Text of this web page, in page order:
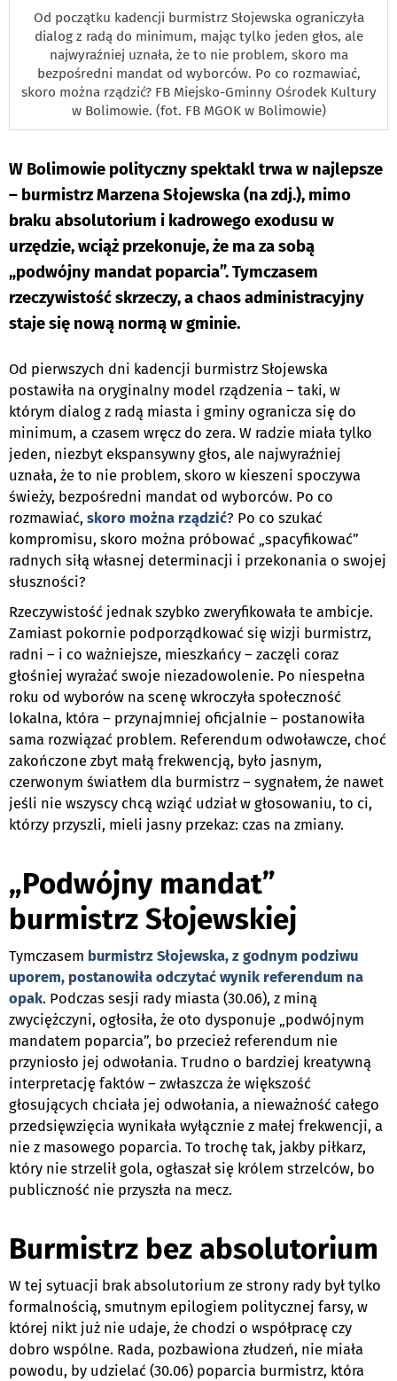
Od początku kadencji burmistrz Słojewska ograniczyła
dialog z radą do minimum, mając tylko jeden głos, ale
najwyraźniej uznała, że to nie problem, skoro ma
bezpośredni mandat od wyborców. Po co rozmawiać,
skoro można rządzić? FB Miejsko-Gminny Ośrodek Kultury
w Bolimowie. (fot. FB MGOK w Bolimowie)
W Bolimowie polityczny spektakl trwa w najlepsze
– burmistrz Marzena Słojewska (na zdj.), mimo
braku absolutorium i kadrowego exodusu w
urzędzie, wciąż przekonuje, że ma za sobą
„podwójny mandat poparcia”. Tymczasem
rzeczywistość skrzeczy, a chaos administracyjny
staje się nową normą w gminie.
Od pierwszych dni kadencji burmistrz Słojewska
postawiła na oryginalny model rządzenia – taki, w
którym dialog z radą miasta i gminy ogranicza się do
minimum, a czasem wręcz do zera. W radzie miała tylko
jeden, niezbyt ekspansywny głos, ale najwyraźniej
uznała, że to nie problem, skoro w kieszeni spoczywa
świeży, bezpośredni mandat od wyborców. Po co
rozmawiać, skoro można rządzić? Po co szukać
kompromisu, skoro można próbować „spacyfikować”
radnych siłą własnej determinacji i przekonania o swojej
słuszności?
Rzeczywistość jednak szybko zweryfikowała te ambicje.
Zamiast pokornie podporządkować się wizji burmistrz,
radni – i co ważniejsze, mieszkańcy – zaczęli coraz
głośniej wyrażać swoje niezadowolenie. Po niespełna
roku od wyborów na scenę wkroczyła społeczność
lokalna, która – przynajmniej oficjalnie – postanowiła
sama rozwiązać problem. Referendum odwoławcze, choć
zakończone zbyt małą frekwencją, było jasnym,
czerwonym światłem dla burmistrz – sygnałem, że nawet
jeśli nie wszyscy chcą wziąć udział w głosowaniu, to ci,
którzy przyszli, mieli jasny przekaz: czas na zmiany.
„Podwójny mandat”
burmistrz Słojewskiej
Tymczasem burmistrz Słojewska, z godnym podziwu
uporem, postanowiła odczytać wynik referendum na
opak. Podczas sesji rady miasta (30.06), z miną
zwyciężczyni, ogłosiła, że oto dysponuje „podwójnym
mandatem poparcia”, bo przecież referendum nie
przyniosło jej odwołania. Trudno o bardziej kreatywną
interpretację faktów – zwłaszcza że większość
głosujących chciała jej odwołania, a nieważność całego
przedsięwzięcia wynikała wyłącznie z małej frekwencji, a
nie z masowego poparcia. To trochę tak, jakby piłkarz,
który nie strzelił gola, ogłaszał się królem strzelców, bo
publiczność nie przyszła na mecz.
Burmistrz bez absolutorium
W tej sytuacji brak absolutorium ze strony rady był tylko
formalnością, smutnym epilogiem politycznej farsy, w
której nikt już nie udaje, że chodzi o współpracę czy
dobro wspólne. Rada, pozbawiona złudzeń, nie miała
powodu, by udzielać (30.06) poparcia burmistrz, która